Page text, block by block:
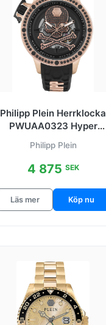
Philipp Plein Herrklocka
PWUAA0323 Hyper
mm
Philipp Plein
4 875 SEK
Läs mer Köp nu